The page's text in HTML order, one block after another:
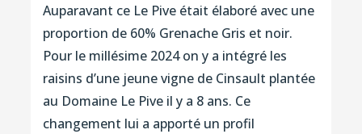
Auparavant ce Le Pive était élaboré avec une
proportion de 60% Grenache Gris et noir.
Pour le millésime 2024 on y a intégré les
raisins d’une jeune vigne de Cinsault plantée
au Domaine Le Pive il y a 8 ans. Ce
changement lui a apporté un profil